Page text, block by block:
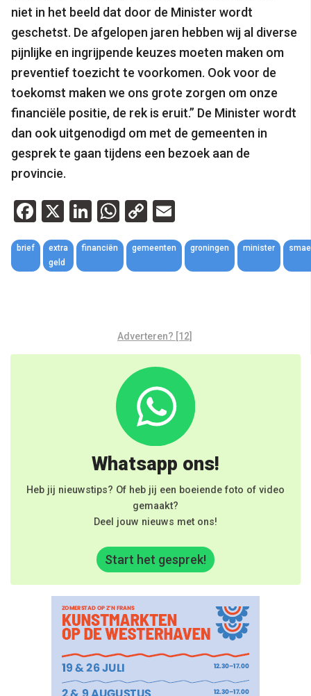
niet in het beeld dat door de Minister wordt
geschetst. De afgelopen jaren hebben wij al diverse
pijnlijke en ingrijpende keuzes moeten maken om
preventief toezicht te voorkomen. Ook voor de
toekomst maken we ons grote zorgen om onze
financiële positie, de rek is eruit.” De Minister wordt
dan ook uitgenodigd om met de gemeenten in
gesprek te gaan tijdens een bezoek aan de
provincie.
Facebook
X LinkedIn
WhatsApp
Copy
Link
brief
extra
geld
financiën gemeenten groningen minister
Adverteren? [12]
Whatsapp ons!
Heb jij nieuwstips? Of heb jij een boeiende foto of video
gemaakt?
Deel jouw nieuws met ons!
Start het gesprek!